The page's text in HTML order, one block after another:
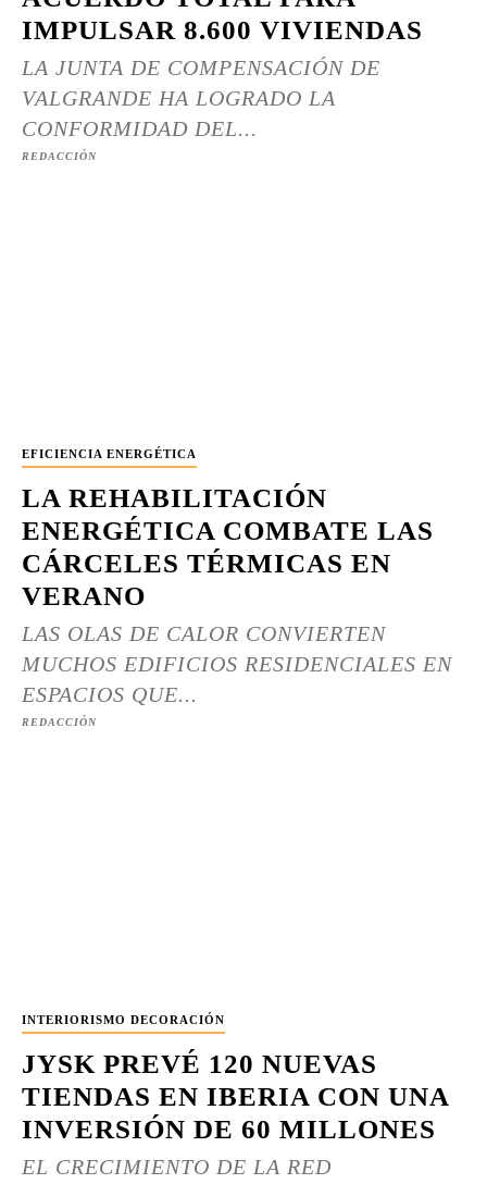
IMPULSAR 8.600 VIVIENDAS
LA JUNTA DE COMPENSACIÓN DE
VALGRANDE HA LOGRADO LA
CONFORMIDAD DEL...
REDACCIÓN
EFICIENCIA ENERGÉTICA
LA REHABILITACIÓN
ENERGÉTICA COMBATE LAS
CÁRCELES TÉRMICAS EN
VERANO
LAS OLAS DE CALOR CONVIERTEN
MUCHOS EDIFICIOS RESIDENCIALES EN
ESPACIOS QUE...
REDACCIÓN
INTERIORISMO DECORACIÓN
JYSK PREVÉ 120 NUEVAS
TIENDAS EN IBERIA CON UNA
INVERSIÓN DE 60 MILLONES
EL CRECIMIENTO DE LA RED